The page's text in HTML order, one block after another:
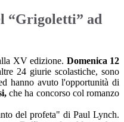
“Grigoletti” ad
XV edizione. Domenica 12
24 giurie scolastiche, sono
hanno avuto l'opportunità di
che ha concorso col romanzo
del profeta" di Paul Lynch.